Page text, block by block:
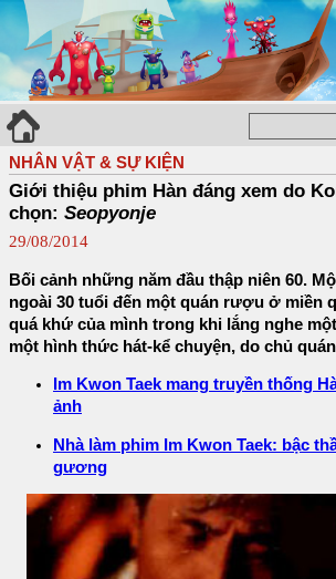
NHÂN VẬT & SỰ KIỆN
Giới thiệu phim Hàn đáng xem do
chọn: Seopyonje
29/08/2014
Bối cảnh những năm đầu thập niên 60.
ngoài 30 tuổi đến một quán rượu ở miền
quá khứ của mình trong khi lắng nghe
một hình thức hát-kể chuyện, do chủ
Im Kwon Taek mang truyền thống
ảnh
Nhà làm phim Im Kwon Taek: bậc
gương